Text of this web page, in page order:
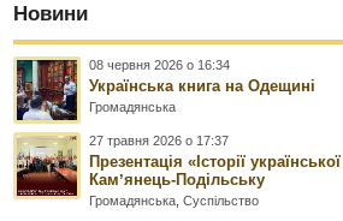
Новини
08 червня 2026 о 16:34
Українська книга на Одещині
Громадянська
27 травня 2026 о 17:37
Презентація «Історії
Камʼянець-Подільську
Громадянська ,Суспільство